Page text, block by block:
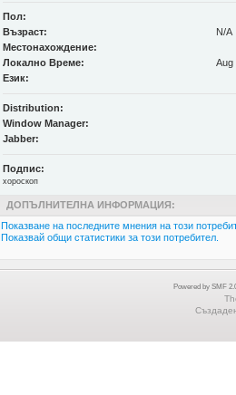
Пол:
Възраст:
N/A
Местонахождение:
Локално Време:
Aug
Език:
Distribution:
Window Manager:
Jabber:
Подпис:
хороскоп
ДОПЪЛНИТЕЛНА ИНФОРМАЦИЯ:
Показване на последните мнения на този
Показвай общи статистики за този потребител.
Powered by SMF